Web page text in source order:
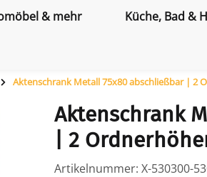
& mehr Küche, Bad &
Aktenschrank Metall 75x80 abschließbar | 2
Aktenschrank
| 2
Artikelnummer: X-530300-